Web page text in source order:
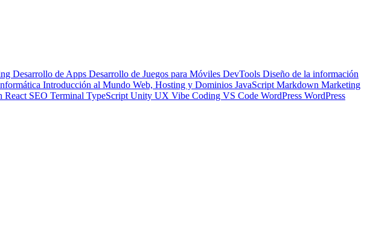
Desarrollo de Apps Desarrollo de Juegos para Móviles DevTools Diseño de la información
Introducción al Mundo Web, Hosting y Dominios JavaScript Markdown Marketing
React SEO Terminal TypeScript Unity UX Vibe Coding VS Code WordPress WordPress